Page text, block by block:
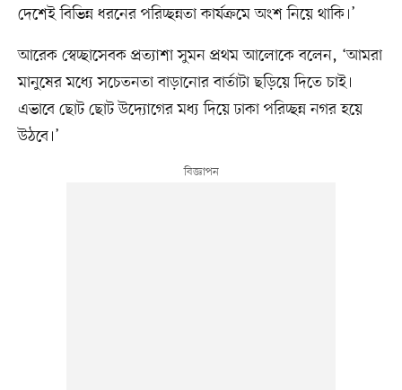
দেশেই বিভিন্ন ধরনের পরিচ্ছন্নতা কার্যক্রমে অংশ নিয়ে থাকি।’
আরেক স্বেচ্ছাসেবক প্রত্যাশা সুমন প্রথম আলোকে বলেন, ‘আমরা
মানুষের মধ্যে সচেতনতা বাড়ানোর বার্তাটা ছড়িয়ে দিতে চাই।
এভাবে ছোট ছোট উদ্যোগের মধ্য দিয়ে ঢাকা পরিচ্ছন্ন নগর হয়ে
উঠবে।’